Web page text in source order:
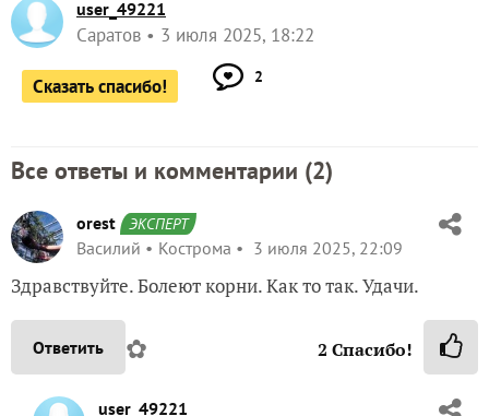
user_49221
Саратов 3 июля 2025, 18:22
Сказать спасибо! 2
Все ответы и комментарии (2)
orest ЭКСПЕРТ
Василий Кострома 3 июля 2025, 22:09
Здравствуйте. Болеют корни. Как то так. Удачи.
Ответить ✿ 2 Спасибо!
user_49221